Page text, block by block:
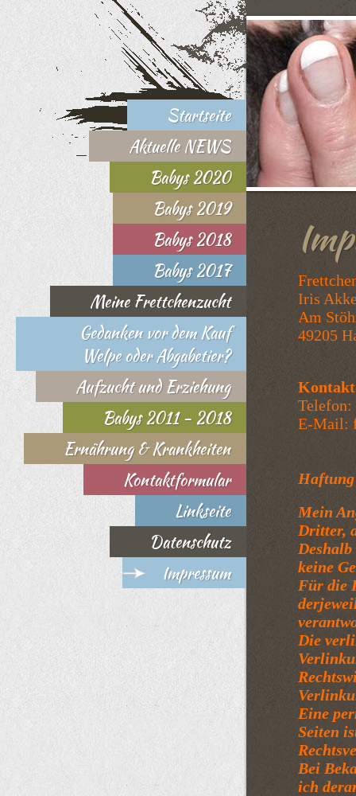
Startseite
Aktuelle NEWS
Babys 2020
Babys 2019
Babys 2018
Babys 2017
Meine Frettchenzucht
Gedanken vor dem Kauf
Welpe oder Abgabetier?
Aufzucht und Erziehung
Babys 2011 - 2018
Ernährung & Krankheiten
Kontaktformular
Linkseite
Datenschutz
Impressum
Iris
Am
49205
Kontakt
Telefon:
E-Mail:
Mein
Dritter,
keine
Für die
Die
Eine
Seiten
Bei
ich